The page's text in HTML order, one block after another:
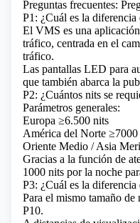
Preguntas frecuentes:
P1: ¿Cuál es la
El VMS es una
tráfico, centrada en el
tráfico.
Las pantallas LED para
que también abarca la
P2: ¿Cuántos nits se
Parámetros generales:
Europa ≥6.500 nits
América del Norte ≥7000
Oriente Medio / Asia
Gracias a la función de
1000 nits por la noche
P3: ¿Cuál es la
Para el mismo tamaño
P10.